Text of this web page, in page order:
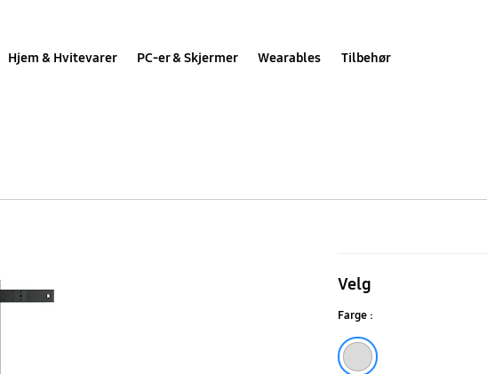
Hjem & Hvitevarer PC-er & Skjermer Wearables Tilbehør
SMN2500K
Velg
Farge :